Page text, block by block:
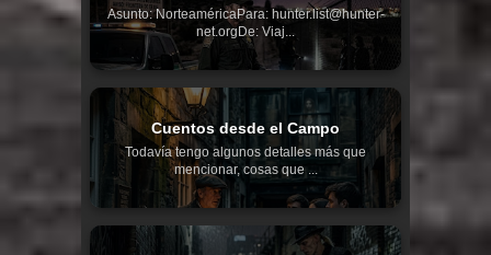
Asunto: NorteaméricaPara: hunter.list@hunter-
net.orgDe: Viaj...
Cuentos desde el Campo
Todavía tengo algunos detalles más que
mencionar, cosas que ...